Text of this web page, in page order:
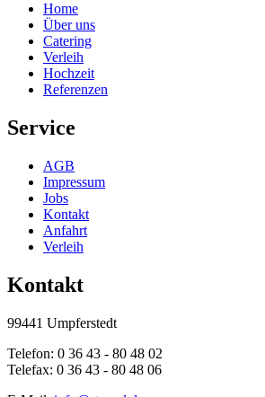
Home
Über uns
Catering
Verleih
Hochzeit
Referenzen
Service
AGB
Impressum
Jobs
Kontakt
Anfahrt
Verleih
Kontakt
99441 Umpferstedt
Telefon: 0 36 43 - 80 48 02
Telefax: 0 36 43 - 80 48 06